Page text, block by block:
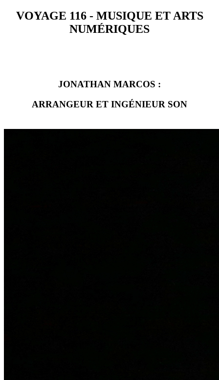
VOYAGE 116 - MUSIQUE ET ARTS
NUMÉRIQUES
JONATHAN MARCOS :
ARRANGEUR ET INGÉNIEUR SON